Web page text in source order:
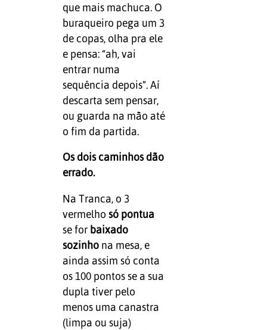
que mais machuca. O
buraqueiro pega um 3
de copas, olha pra ele
e pensa: “ah, vai
entrar numa
sequência depois”. Aí
descarta sem pensar,
ou guarda na mão até
o fim da partida.
Os dois caminhos dão
errado.
Na Tranca, o 3
vermelho só pontua
se for baixado
sozinhona mesa, e
ainda assim só conta
os 100 pontos se a sua
dupla tiver pelo
menos uma canastra
(limpa ou suja)